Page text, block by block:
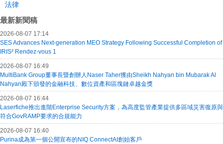
法律
最新新聞稿
2026-08-07 17:14
SES Advances Next-generation MEO Strategy Following Successful Completion of
IRIS² Rendez-vous 1
2026-08-07 16:49
MultiBank Group董事長暨創辦人Naser Taher獲由Sheikh Nahyan bin Mubarak Al
Nahyan殿下頒發的金融科技、數位資產和區塊鏈卓越金獎
2026-08-07 16:44
Laserfiche推出進階Enterprise Security方案，為高度監管產業提供多區域災害復原與
符合GovRAMP要求的合規能力
2026-08-07 16:40
Purina成為第一個公開宣布的NIQ ConnectAI創始客戶